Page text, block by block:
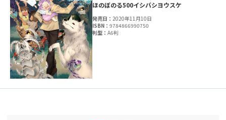
ほのぼのる500イシバシヨウスケ
発売日：2020年11月10日
ISBN：9784866990750
判型：A6判